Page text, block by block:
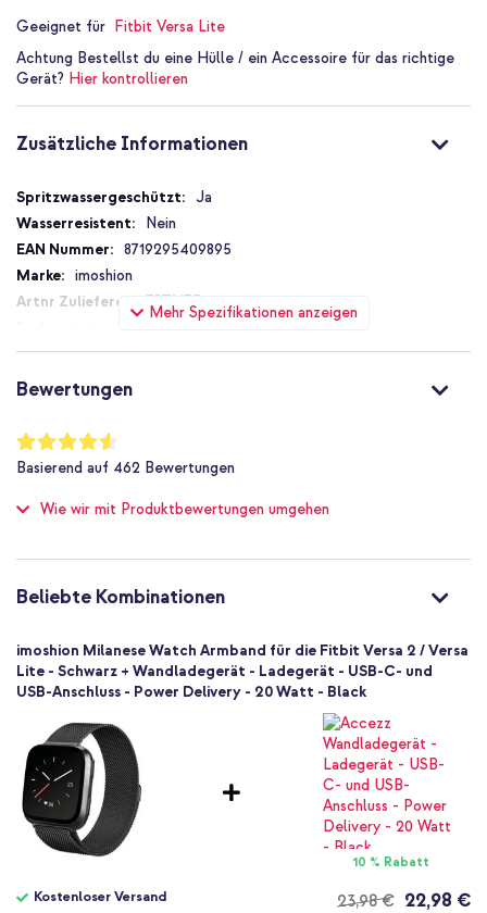
Geeignet für
Fitbit Versa Lite
Achtung Bestellst du eine Hülle / ein Accessoire für das richtige
Gerät? Hier kontrollieren
Zusätzliche Informationen
Mehr Spezifikationen anzeigen
Zusätzliche
Informationen
Ja
Nein
8719295409895
imoshion
FITVER240989501
PFAS-frei
1 Pc
Magnetverschluss
Bewertungen
Bewertung:
91
%
of
Basierend auf 462 Bewertungen
Wie wir mit Produktbewertungen umgehen
Beliebte Kombinationen
imoshion Milanese Watch Armband für die Fitbit Versa 2 / Versa
Lite - Schwarz + Wandladegerät - Ladegerät - USB-C- und
USB-Anschluss - Power Delivery - 20 Watt - Black
10 % Rabatt
23,98 €
Kostenloser Versand 22,98 €